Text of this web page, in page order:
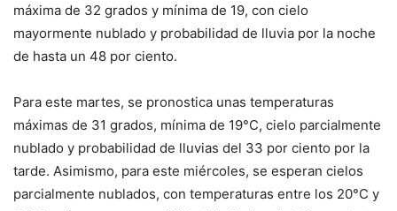
máxima de 32 grados y mínima de 19, con cielo
mayormente nublado y probabilidad de lluvia por la noche
de hasta un 48 por ciento.
Para este martes, se pronostica unas temperaturas
máximas de 31 grados, mínima de 19°C, cielo parcialmente
nublado y probabilidad de lluvias del 33 por ciento por la
tarde. Asimismo, para este miércoles, se esperan cielos
parcialmente nublados, con temperaturas entre los 20°C y